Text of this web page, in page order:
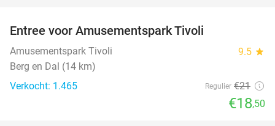
Entree voor Amusementspark Tivoli
Amusementspark Tivoli 9.5 star
Berg en Dal (14 km)
Verkocht: 1.465
Regulier €21
€18,50